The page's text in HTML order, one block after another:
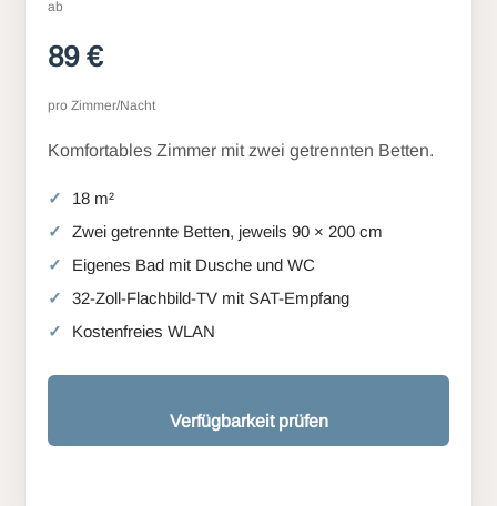
ab
89 €
pro Zimmer/Nacht
Komfortables Zimmer mit zwei getrennten Betten.
18 m²
Zwei getrennte Betten, jeweils 90 × 200 cm
Eigenes Bad mit Dusche und WC
32-Zoll-Flachbild-TV mit SAT-Empfang
Kostenfreies WLAN
Verfügbarkeit prüfen